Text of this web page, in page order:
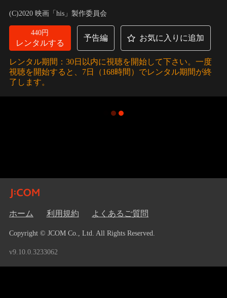
る。出会いから13年後、迅はひっそりと一人で田舎暮らしを送っ
ていた。そこに、6歳の娘・空を連れた渚が突然現れ…。
(C)2020 映画「his」製作委員会
440円
レンタルする
予告編 お気に入りに追加
レンタル期間：30日以内に視聴を開始して下さい。一度
視聴を開始すると、7日（168時間）でレンタル期間が終
了します。
ホーム 利用規約 よくあるご質問
Copyright © JCOM Co., Ltd. All Rights Reserved.
v9.10.0.3233062